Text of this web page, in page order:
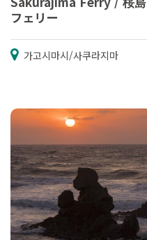
フェリー
가고시마시/사쿠라지마